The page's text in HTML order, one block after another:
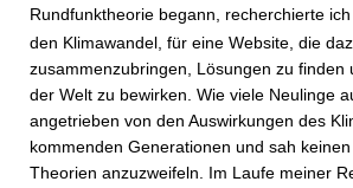
Rundfunktheorie begann, recherchierte
den Klima­wandel, für eine Website, die
zusammenzubringen, Lösungen zu finden
der Welt zu bewirken. Wie viele Neulinge
angetrieben von den Auswirkungen des
kommenden Generationen und sah
Theorien anzuzweifeln. Im Laufe meiner